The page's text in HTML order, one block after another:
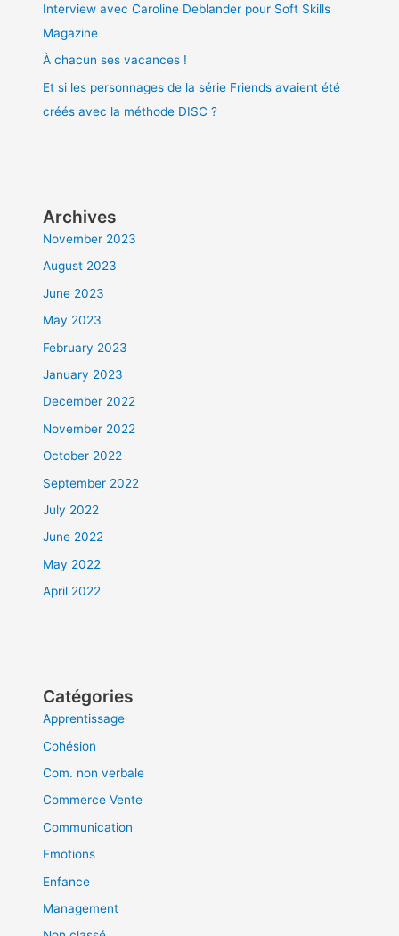
Interview avec Caroline Deblander pour Soft Skills
Magazine
À chacun ses vacances !
Et si les personnages de la série Friends avaient été
créés avec la méthode DISC ?
Archives
November 2023
August 2023
June 2023
May 2023
February 2023
January 2023
December 2022
November 2022
October 2022
September 2022
July 2022
June 2022
May 2022
April 2022
Catégories
Apprentissage
Cohésion
Com. non verbale
Commerce Vente
Communication
Emotions
Enfance
Management